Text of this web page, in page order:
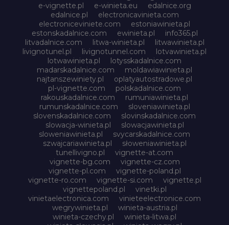
e-vignette.pl
e-winieta.eu
edalnice.org
edalnice.pl
electronicavinieta.com
electroniceviniete.com
estoniawinieta.pl
estonskadalnice.com
ewinieta.pl
info365.pl
litvadalnice.com
litwa-winieta.pl
litwawinieta.pl
livignotunel.pl
livignotunnel.com
lotvawinieta.pl
lotwawinieta.pl
lotysskadalnice.com
madarskadalnice.com
moldawiawinieta.pl
najtanszewiniety.pl
oplatyautostradowe.pl
pl-vignette.com
polskadalnice.com
rakouskadalnice.com
rumuniawinieta.pl
rumunskadalnice.com
sloveniawinieta.pl
slovenskadalnice.com
slovinskadalnice.com
slowacja-winieta.pl
slowacjawinieta.pl
sloweniawinieta.pl
svycarskadalnice.com
szwajcariawinieta.pl
słoweniawinieta.pl
tunellivigno.pl
vignette-at.com
vignette-bg.com
vignette-cz.com
vignette-pl.com
vignette-poland.pl
vignette-ro.com
vignette-si.com
vignette.pl
vignettepoland.pl
vinetki.pl
vinietaelectronica.com
vinieteelectronice.com
wegrywinieta.pl
winieta-austria.pl
winieta-czechy.pl
winieta-litwa.pl